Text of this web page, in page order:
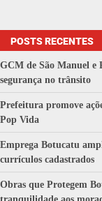
POSTS RECENTES
GCM de São Manuel e
segurança no trânsito
Prefeitura promove
Pop Vida
Emprega Botucatu
currículos cadastrados
Obras que Protegem